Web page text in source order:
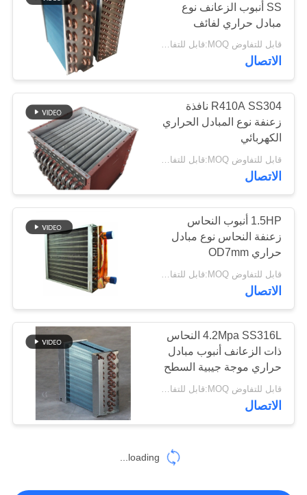
مبخر الثلاجة
مبرد مكثف الهواء
9
مبرد مياه مبرد بالماء
21
مكونات المبادل
39
SS أنبوب الزعانف نوع
مبادل حراري لفائف
مروحة التبريد
قابل للتفاوض MOQ:قابل للتفاوض
الاتصال
R410A SS304 نافذة
زعنفة نوع المبادل الحراري
الكهربائي
الاتصال
1.5HP أنبوب النحاس
زعنفة النحاس نوع مبادل
حراري OD7mm
قابل للتفاوض MOQ:قابل للتفاوض
الاتصال
4.2Mpa SS316L النحاس
ذات الزعانف أنبوب مبادل
حراري موجة جيبية السطح
قابل للتفاوض MOQ:قابل للتفاوض
الاتصال
loading...